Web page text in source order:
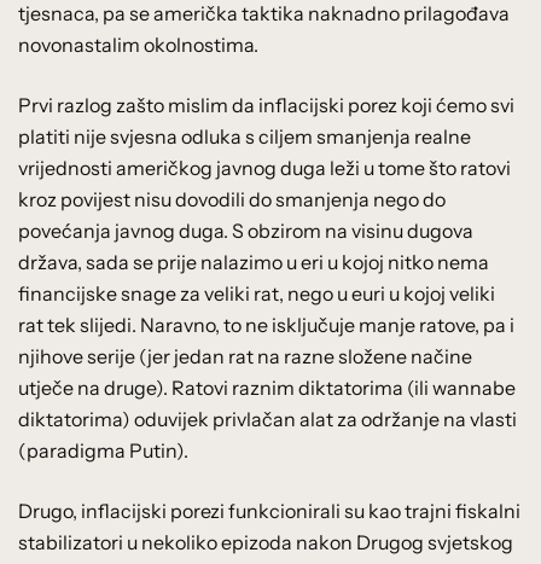
tjesnaca, pa se američka taktika naknadno prilagođava
novonastalim okolnostima.
Prvi razlog zašto mislim da inflacijski porez koji ćemo svi
platiti nije svjesna odluka s ciljem smanjenja realne
vrijednosti američkog javnog duga leži u tome što ratovi
kroz povijest nisu dovodili do smanjenja nego do
povećanja javnog duga. S obzirom na visinu dugova
država, sada se prije nalazimo u eri u kojoj nitko nema
financijske snage za veliki rat, nego u euri u kojoj veliki
rat tek slijedi. Naravno, to ne isključuje manje ratove, pa i
njihove serije (jer jedan rat na razne složene načine
utječe na druge). Ratovi raznim diktatorima (ili wannabe
diktatorima) oduvijek privlačan alat za održanje na vlasti
(paradigma Putin).
Drugo, inflacijski porezi funkcionirali su kao trajni fiskalni
stabilizatori u nekoliko epizoda nakon Drugog svjetskog